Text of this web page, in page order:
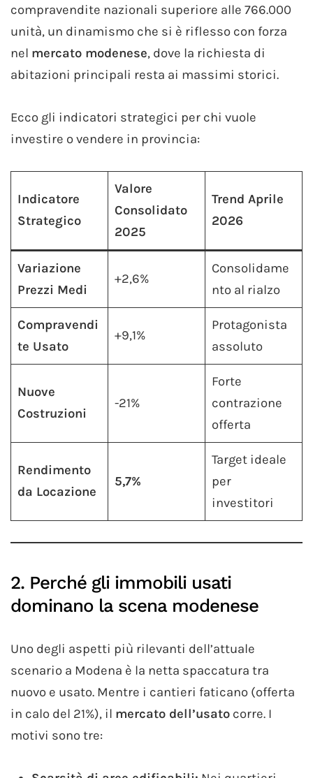
compravendite nazionali superiore alle 766.000
unità, un dinamismo che si è riflesso con forza
nel mercato modenese, dove la richiesta di
abitazioni principali resta ai massimi storici.
Ecco gli indicatori strategici per chi vuole
investire o vendere in provincia:
Indicatore
Strategico
Valore
Consolidato
2025
Trend Aprile
2026
Variazione
Prezzi Medi
+2,6%
Consolidame
nto al rialzo
Compravendi
te Usato
+9,1%
Protagonista
assoluto
Nuove
Costruzioni
-21%
Forte
contrazione
offerta
Rendimento
da Locazione
5,7%
Target ideale
per
investitori
2. Perché gli immobili usati
dominano la scena modenese
Uno degli aspetti più rilevanti dell’attuale
scenario a Modena è la netta spaccatura tra
nuovo e usato. Mentre i cantieri faticano (offerta
in calo del 21%), il mercato dell’usato corre. I
motivi sono tre: